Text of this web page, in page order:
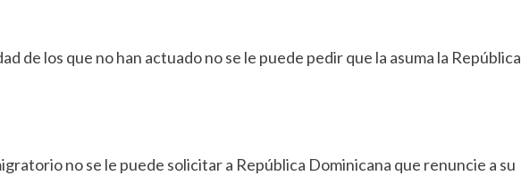
de los que no han actuado no se le puede pedir que la asuma la República
no se le puede solicitar a República Dominicana que renuncie a su